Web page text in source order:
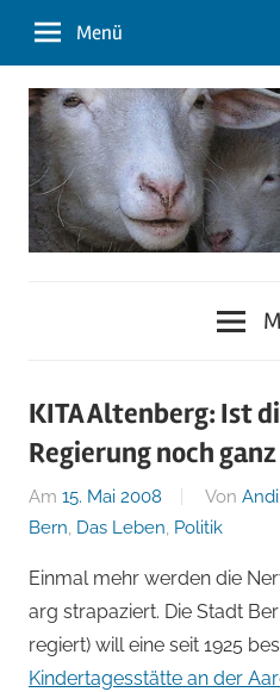
Inhalt
Menü
der
Blog
von
Andi
Jacomet
klein-
KITA Altenberg: Ist
Regierung noch
Am 15. Mai 2008 Von
Bern, Das Leben, Politik
Einmal mehr werden die
arg strapaziert. Die Stadt
regiert) will eine seit 1925
Kindertagesstätte an der